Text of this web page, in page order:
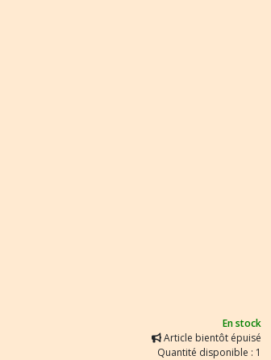
En stock
Article bientôt épuisé
Quantité disponible : 1